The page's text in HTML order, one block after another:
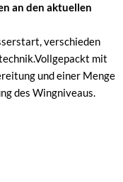
an den aktuellen
verschieden
mit
und einer Menge
des Wingniveaus.